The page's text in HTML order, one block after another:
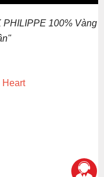
100% Vàng
Heart